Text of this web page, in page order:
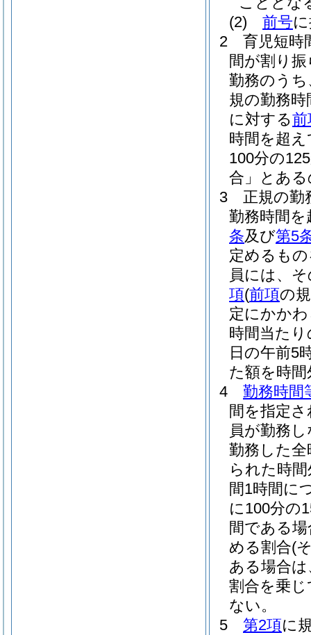
(2)
前号
2
育児短時
間が割り
勤務のう
規の勤務
に対する前
時間を超
100分の
合」とあ
3
正規の勤
勤務時間
条及び第5
定めるも
員には、
項(前項の
定にかか
時間当た
日の午前5
た額を時
4
勤務時間
間を指定
員が勤務
勤務した
られた時
間1時間に
に100分の
間である
める割合(
ある場合
割合を乗
ない。
5
第2項に